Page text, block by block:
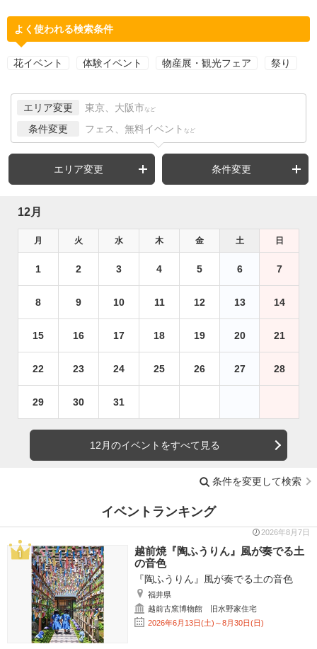
よく使われる検索条件
花イベント 体験イベント 物産展・観光フェア 祭り
エリア変更 東京、大阪市 など
条件変更 フェス、無料イベント など
エリア変更 条件変更
12月
月 火 水 木 金 土 日
1 2 3 4 5 6 7
8 9 10 11 12 13 14
15 16 17 18 19 20 21
22 23 24 25 26 27 28
29 30 31
12月のイベントをすべて見る
条件を変更して検索
イベントランキング
2026年8月7日
越前焼『陶ふうりん』風が奏でる土
の音色
『陶ふうりん』風が奏でる土の音色
福井県
越前古窯博物館 旧水野家住宅
2026年6月13日(土)～8月30日(日)